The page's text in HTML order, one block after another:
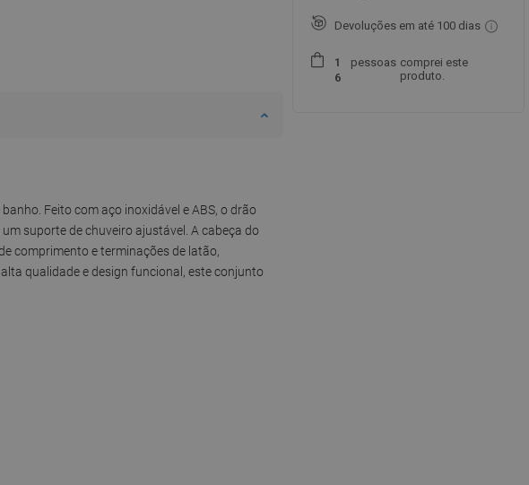
Feito com aço inoxidável e ABS, o drão
suporte de chuveiro ajustável. A cabeça do
comprimento e terminações de latão,
qualidade e design funcional, este conjunto
Devoluções em até 100 dias
1
6
pessoas comprei este
produto.